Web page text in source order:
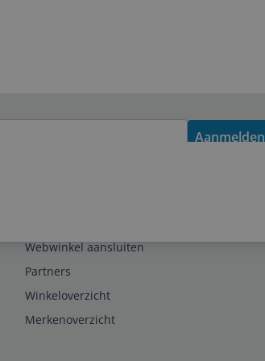
Aanmelden
Webwinkel aansluiten
Partners
Winkeloverzicht
Merkenoverzicht